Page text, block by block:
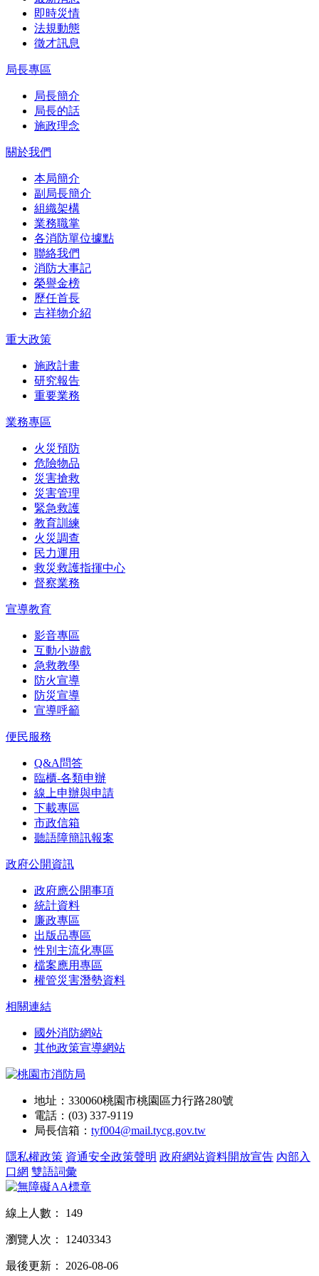
即時災情
法規動態
徵才訊息
局長專區
局長簡介
局長的話
施政理念
關於我們
本局簡介
副局長簡介
組織架構
業務職掌
各消防單位據點
聯絡我們
消防大事記
榮譽金榜
歷任首長
吉祥物介紹
重大政策
施政計畫
研究報告
重要業務
業務專區
火災預防
危險物品
災害搶救
災害管理
緊急救護
教育訓練
火災調查
民力運用
救災救護指揮中心
督察業務
宣導教育
影音專區
互動小遊戲
急救教學
防火宣導
防災宣導
宣導呼籲
便民服務
Q&A問答
臨櫃-各類申辦
線上申辦與申請
下載專區
市政信箱
聽語障簡訊報案
政府公開資訊
政府應公開事項
統計資料
廉政專區
出版品專區
性別主流化專區
檔案應用專區
權管災害潛勢資料
相關連結
國外消防網站
其他政策宣導網站
地址：330060桃園市桃園區力行路280號
電話：(03) 337-9119
局長信箱： tyf004@mail.tycg.gov.tw
隱私權政策 資通安全政策聲明 政府網站資料開放宣告 內部入
口網 雙語詞彙
線上人數： 149
瀏覽人次： 12403343
最後更新： 2026-08-06